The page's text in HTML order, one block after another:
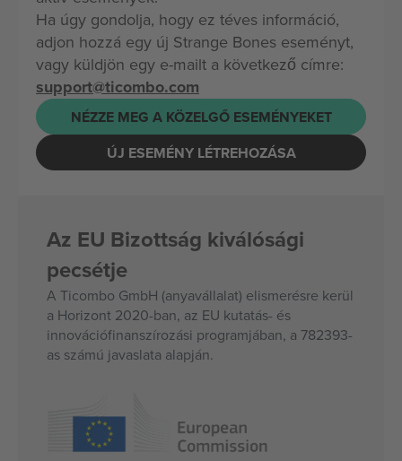
Ha úgy gondolja, hogy ez téves információ,
adjon hozzá egy új Strange Bones eseményt,
vagy küldjön egy e-mailt a következő címre:
support@ticombo.com
NÉZZE MEG A KÖZELGŐ ESEMÉNYEKET
ÚJ ESEMÉNY LÉTREHOZÁSA
Az EU Bizottság kiválósági
pecsétje
A Ticombo GmbH (anyavállalat) elismerésre kerül
a Horizont 2020-ban, az EU kutatás- és
innovációfinanszírozási programjában, a 782393-
as számú javaslata alapján.